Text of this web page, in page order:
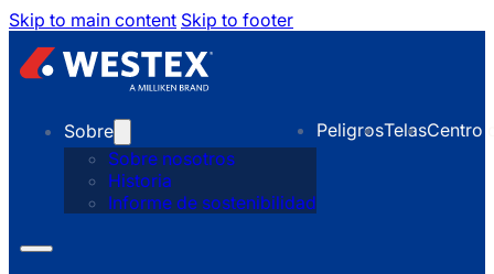
Skip to main content Skip to footer
Sobre
Sobre nosotros
Historia
Informe de sostenibilidad
PeligrosTelasCentro